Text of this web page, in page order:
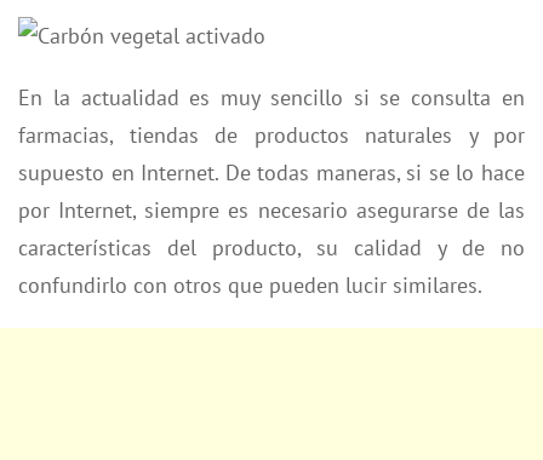
En la actualidad es muy sencillo si se consulta en
farmacias, tiendas de productos naturales y por
supuesto en Internet. De todas maneras, si se lo hace
por Internet, siempre es necesario asegurarse de las
características del producto, su calidad y de no
confundirlo con otros que pueden lucir similares.